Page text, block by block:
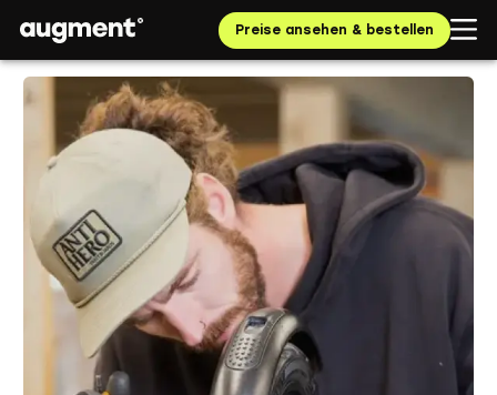
Preise ansehen & bestellen